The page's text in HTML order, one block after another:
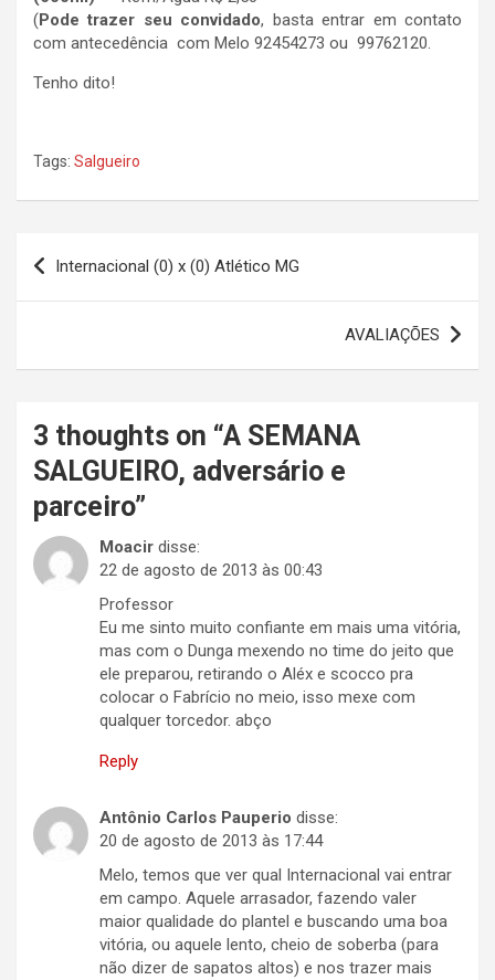
(Pode trazer seu convidado, basta entrar em contato
com antecedência com Melo 92454273 ou 99762120.
Tenho dito!
Tags: Salgueiro
Navegação
de
Internacional (0) x (0) Atlético MG
AVALIAÇÕES
3 thoughts on “A SEMANA
SALGUEIRO, adversário e
parceiro”
Moacir disse:
22 de agosto de 2013 às 00:43
Professor
Eu me sinto muito confiante em mais uma vitória,
mas com o Dunga mexendo no time do jeito que
ele preparou, retirando o Aléx e scocco pra
colocar o Fabrício no meio, isso mexe com
qualquer torcedor. abço
Reply
Antônio Carlos Pauperio disse:
20 de agosto de 2013 às 17:44
Melo, temos que ver qual Internacional vai entrar
em campo. Aquele arrasador, fazendo valer
maior qualidade do plantel e buscando uma boa
vitória, ou aquele lento, cheio de soberba (para
não dizer de sapatos altos) e nos trazer mais